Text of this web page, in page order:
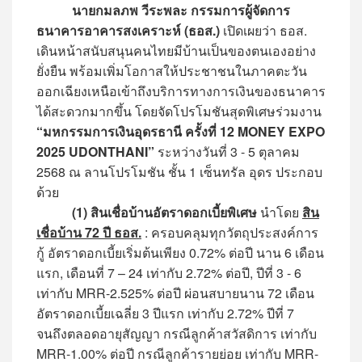
นายกมลภพ วีระพละ กรรมการผู้จัดการ
ธนาคารอาคารสงเคราะห์ (ธอส.) เปิดเผยว่า ธอส.
เดินหน้าสนับสนุนคนไทยมีบ้านเป็นของตนเองอย่าง
ยั่งยืน พร้อมเพิ่มโอกาสให้ประชาชนในภาคตะวัน
ออกเฉียงเหนือเข้าถึงบริการทางการเงินของธนาคาร
ได้สะดวกมากขึ้น โดยจัดโปรโมชันสุดพิเศษร่วมงาน
“มหกรรมการเงินอุดรธานี ครั้งที่ 12 MONEY EXPO
2025 UDONTHANI” ระหว่างวันที่ 3 - 5 ตุลาคม
2568 ณ ลานโปรโมชัน ชั้น 1 เซ็นทรัล อุดร ประกอบ
ด้วย
(1) สินเชื่อบ้านอัตราดอกเบี้ยพิเศษ นำโดย สิน
เชื่อบ้าน 72 ปี ธอส. : ครอบคลุมทุกวัตถุประสงค์การ
กู้ อัตราดอกเบี้ยเริ่มต้นเพียง 0.72% ต่อปี นาน 6 เดือน
แรก, เดือนที่ 7 – 24 เท่ากับ 2.72% ต่อปี, ปีที่ 3 - 6
เท่ากับ MRR-2.525% ต่อปี ผ่อนสบายนาน 72 เดือน
อัตราดอกเบี้ยเฉลี่ย 3 ปีแรก เท่ากับ 2.72% ปีที่ 7
จนถึงตลอดอายุสัญญา กรณีลูกค้าสวัสดิการ เท่ากับ
MRR-1.00% ต่อปี กรณีลูกค้ารายย่อย เท่ากับ MRR-